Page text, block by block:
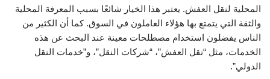
المحلية لنقل العفش. يعتبر هذا الخيار شائعًا بسبب المعرفة المحلية
والثقة التي يتمتع بها هؤلاء العاملون في السوق. كما أن الكثير من
الناس يفضلون استخدام مصطلحات معينة عند البحث عن هذه
الخدمات، مثل “نقل العفش”، “شركات النقل”، و”خدمات النقل
الدولي”.